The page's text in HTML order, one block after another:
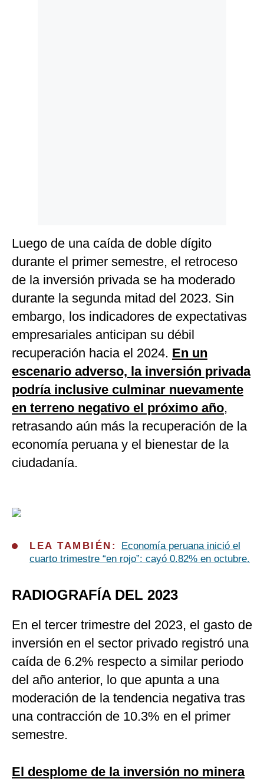
Luego de una caída de doble dígito
durante el primer semestre, el retroceso
de la inversión privada se ha moderado
durante la segunda mitad del 2023. Sin
embargo, los indicadores de expectativas
empresariales anticipan su débil
recuperación hacia el 2024. En un
escenario adverso, la inversión privada
podría inclusive culminar nuevamente
en terreno negativo el próximo año,
retrasando aún más la recuperación de la
economía peruana y el bienestar de la
ciudadanía.
LEA TAMBIÉN:
Economía peruana inició el
cuarto trimestre “en rojo”: cayó 0.82% en octubre.
RADIOGRAFÍA DEL 2023
En el tercer trimestre del 2023, el gasto de
inversión en el sector privado registró una
caída de 6.2% respecto a similar periodo
del año anterior, lo que apunta a una
moderación de la tendencia negativa tras
una contracción de 10.3% en el primer
semestre.
El desplome de la inversión no minera